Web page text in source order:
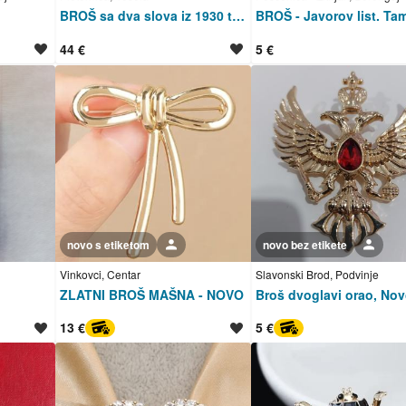
BROŠ sa dva slova iz 1930 tih godina!!
44 € 5 €
ZLATNI BROŠ MAŠNA - NOVO
Vinkovci, Centar
novo s etiketom
13 €
Broš dvoglavi orao,
Slavonski Brod, Podvinje
novo bez etikete
5 €